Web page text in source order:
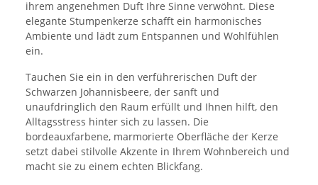
ihrem angenehmen Duft Ihre Sinne verwöhnt. Diese
elegante Stumpenkerze schafft ein harmonisches
Ambiente und lädt zum Entspannen und Wohlfühlen
ein.
Tauchen Sie ein in den verführerischen Duft der
Schwarzen Johannisbeere, der sanft und
unaufdringlich den Raum erfüllt und Ihnen hilft, den
Alltagsstress hinter sich zu lassen. Die
bordeauxfarbene, marmorierte Oberfläche der Kerze
setzt dabei stilvolle Akzente in Ihrem Wohnbereich und
macht sie zu einem echten Blickfang.